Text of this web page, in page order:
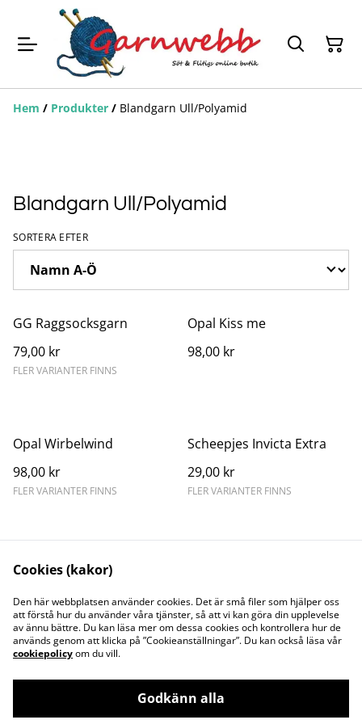
Hem / Produkter / Blandgarn Ull/Polyamid
Blandgarn Ull/Polyamid
SORTERA EFTER
GG Raggsocksgarn
79,00 kr
FLER VARIANTER FINNS
Opal Kiss me
98,00 kr
Opal Wirbelwind
98,00 kr
FLER VARIANTER FINNS
Scheepjes Invicta Extra
29,00 kr
FLER VARIANTER FINNS
Kontakta oss
Juridisk information
Integritetspolicy
Cookiepolicy
Söt och Flitig HB
Org.nr. 969773-7535
Cookies (kakor)
Den här webbplatsen använder cookies. Det är små filer som hjälper oss
att förstå hur du använder våra tjänster, så att vi kan göra din upplevelse
av ännu bättre. Du kan läsa mer om dessa cookies och kontrollera hur de
används genom att klicka på ”Cookieanställningar”. Du kan också läsa vår
cookiepolicyom du vill.
Godkänn alla